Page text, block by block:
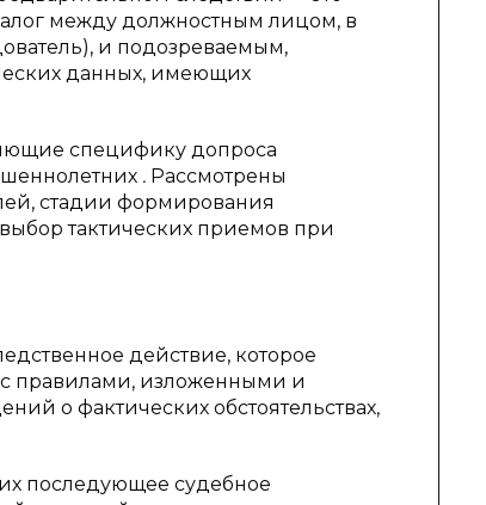
между должностным лицом, в
и подозреваемым,
данных, имеющих
специфику допроса
. Рассмотрены
стадии формирования
тактических приемов при
действие, которое
с правилами, изложенными и
о фактических обстоятельствах,
последующее судебное